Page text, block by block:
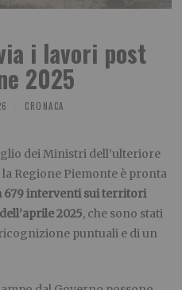
i lavori post
2025
CRONACA
dei Ministri dell’ulteriore
Regione Piemonte è pronta
679 interventi sui territori
2025, che sono stati
puntuali e di un